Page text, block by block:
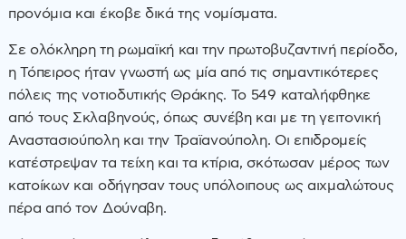
προνόμια και έκοβε δικά της νομίσματα.
Σε ολόκληρη τη ρωμαϊκή και την πρωτοβυζαντινή περίοδο,
η Τόπειρος ήταν γνωστή ως μία από τις σημαντικότερες
πόλεις της νοτιοδυτικής Θράκης. Το 549 καταλήφθηκε
από τους Σκλαβηνούς, όπως συνέβη και με τη γειτονική
Αναστασιούπολη και την Τραϊανούπολη. Οι επιδρομείς
κατέστρεψαν τα τείχη και τα κτίρια, σκότωσαν μέρος των
κατοίκων και οδήγησαν τους υπόλοιπους ως αιχμαλώτους
πέρα από τον Δούναβη.